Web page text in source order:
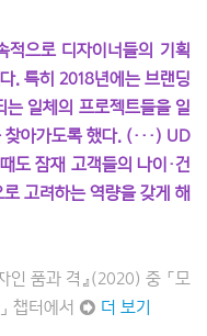
적으로 디자이너들의 기획
. 특히 2018년에는 브랜딩
일체의 프로젝트들을 일
아가도록 했다. (···) UD
도 잠재 고객들의 나이·건
고려하는 역량을 갖게 해
인 품과 격』(2020) 중 「모
챕터에서 ➲ 더 보기